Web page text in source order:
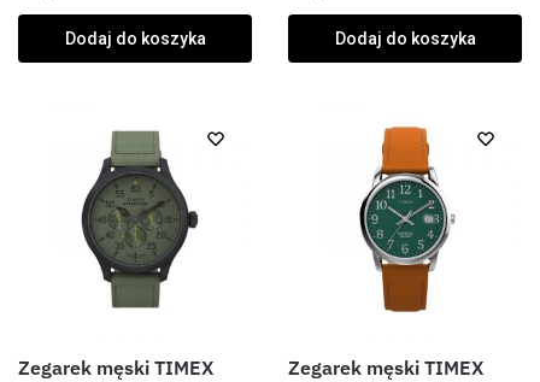
Dodaj do koszyka Dodaj do koszyka
Zegarek męski TIMEX Zegarek męski TIMEX